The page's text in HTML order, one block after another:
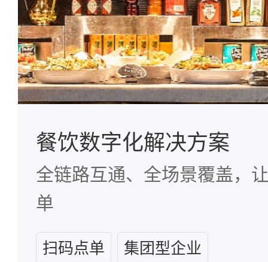
餐饮数字化解决方案
全链路互通、全场景覆盖，
单
扫码点单 集团型企业